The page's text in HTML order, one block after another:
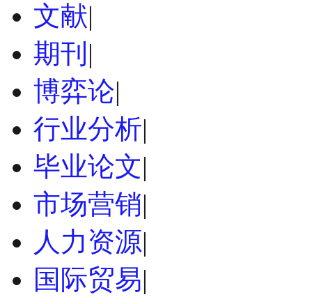
文献|
期刊 |
博弈论|
行业分析|
毕业论文|
市场营销|
人力资源|
国际贸易|